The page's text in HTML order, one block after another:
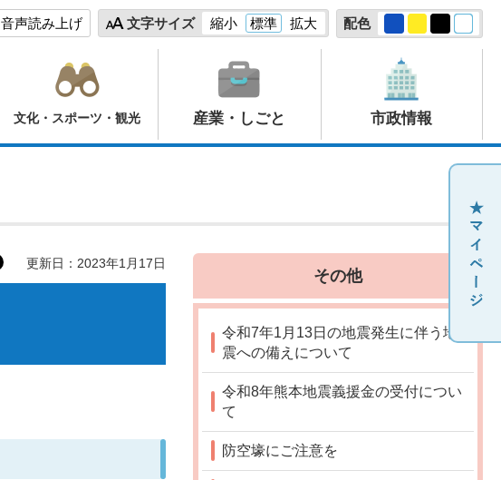
音声読み上げ 文字サイズ 縮小 標準 拡大 配色
文化・スポーツ・観光 産業・しごと 市政情報
更新日：2023年1月17日
その他
令和7年1月13日の地震発生に伴う地
震への備えについて
令和8年熊本地震義援金の受付につい
て
防空壕にご注意を